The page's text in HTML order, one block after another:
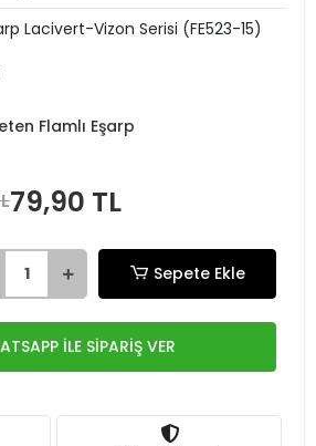
Lacivert-Vizon Serisi (FE523-15)
Flamlı Eşarp
79,90 TL
Sepete Ekle
İLE SİPARİŞ VER